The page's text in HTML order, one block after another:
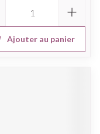
Ajouter au panier